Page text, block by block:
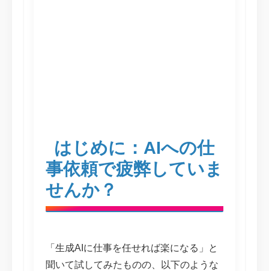
はじめに：AIへの仕
事依頼で疲弊していま
せんか？
「生成AIに仕事を任せれば楽になる」と
聞いて試してみたものの、以下のような